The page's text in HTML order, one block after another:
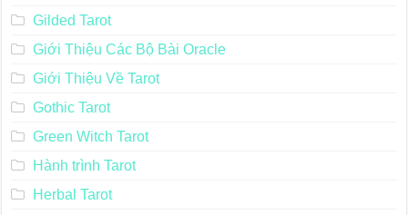
Gilded Tarot
Giới Thiệu Các Bộ Bài Oracle
Giới Thiệu Về Tarot
Gothic Tarot
Green Witch Tarot
Hành trình Tarot
Herbal Tarot